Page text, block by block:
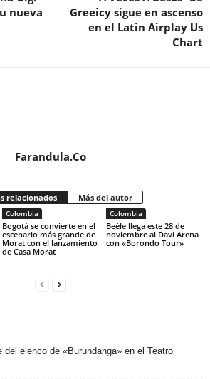
nueva
Greeicy sigue en ascenso
en el Latin Airplay Us
Chart
Farandula.Co
relacionados Más del autor
Colombia
Bogotá se convierte en el
escenario más grande de
Morat con el lanzamiento
de Casa Morat
Colombia
Beéle llega este 28 de
noviembre al Davi Arena
con «Borondo Tour»
elenco de «Burundanga» en el Teatro